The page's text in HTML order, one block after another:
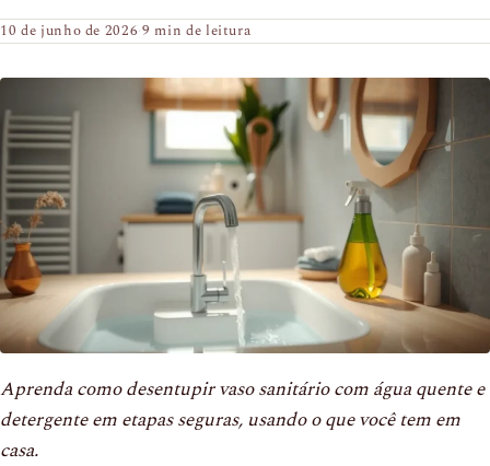
10 de junho de 2026·9 min de leitura
Aprenda como desentupir vaso sanitário com água quente e
detergente em etapas seguras, usando o que você tem em
casa.